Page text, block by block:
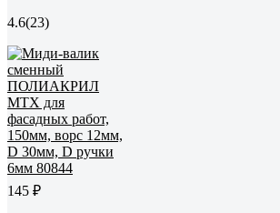
4.6(23)
145 ₽